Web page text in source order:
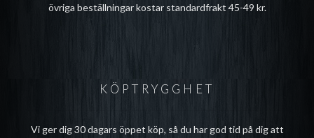
övriga beställningar kostar standardfrakt 45-49 kr.
KÖPTRYGGHET
Vi ger dig 30 dagars öppet köp, så du har god tid på dig att